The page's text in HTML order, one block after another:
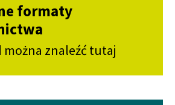
formaty
można znaleźć tutaj